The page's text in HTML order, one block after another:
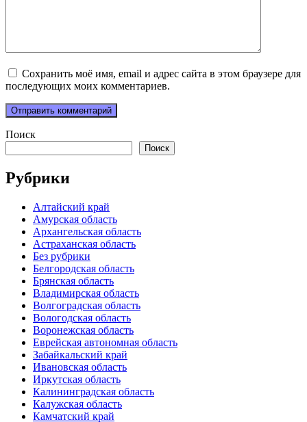
Сохранить моё имя, email и адрес сайта в этом браузере для
последующих моих комментариев.
Поиск
Поиск
Рубрики
Алтайский край
Амурская область
Архангельская область
Астраханская область
Без рубрики
Белгородская область
Брянская область
Владимирская область
Волгоградская область
Вологодская область
Воронежская область
Еврейская автономная область
Забайкальский край
Ивановская область
Иркутская область
Калининградская область
Калужская область
Камчатский край